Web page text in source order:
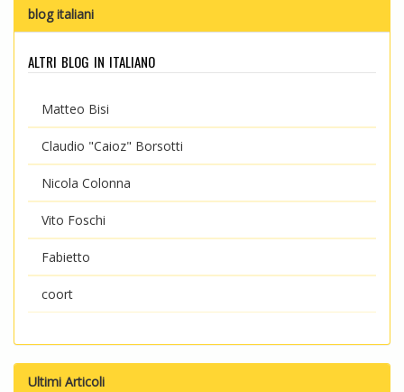
blog italiani
altri blog in italiano
Matteo Bisi
Claudio "Caioz" Borsotti
Nicola Colonna
Vito Foschi
Fabietto
coort
Ultimi Articoli